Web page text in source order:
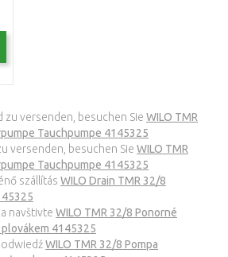
zu versenden, besuchen Sie WILO TMR
Tauchpumpe 4145325
versenden, besuchen Sie WILO TMR
Tauchpumpe 4145325
szállítás WILO Drain TMR 32/8
navštivte WILO TMR 32/8 Ponorné
4145325
odwiedźWILO TMR 32/8 Pompa